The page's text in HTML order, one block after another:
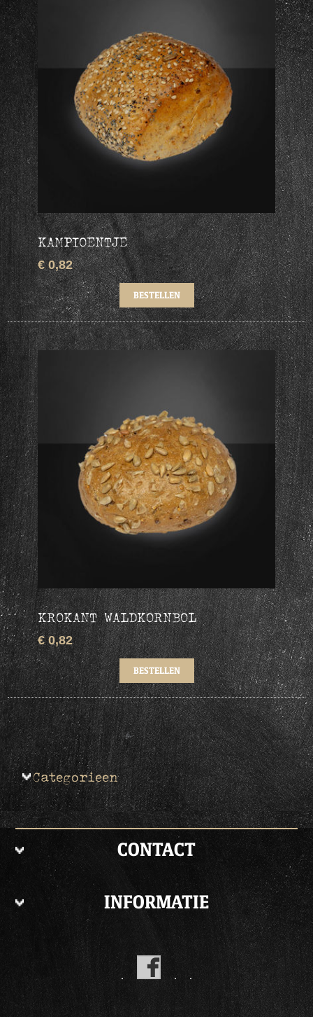
KAMPIOENTJE
€ 0,82
KROKANT WALDKORNBOL
€ 0,82
Categorieen
CONTACT
INFORMATIE